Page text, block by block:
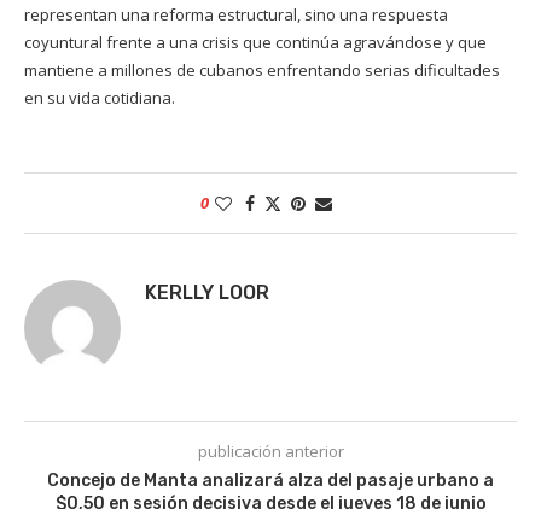
representan una reforma estructural, sino una respuesta
coyuntural frente a una crisis que continúa agravándose y que
mantiene a millones de cubanos enfrentando serias dificultades
en su vida cotidiana.
0
KERLLY LOOR
publicación anterior
Concejo de Manta analizará alza del pasaje urbano a
$0,50 en sesión decisiva desde el jueves 18 de junio